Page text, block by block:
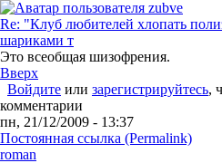
Re: "Клуб любителей хлопать
шариками т
Это всеобщая шизофрения.
Вверх
Войдите или зарегистрируйтесь,
комментарии
пн, 21/12/2009 - 13:37
Постоянная ссылка (Permalink)
roman